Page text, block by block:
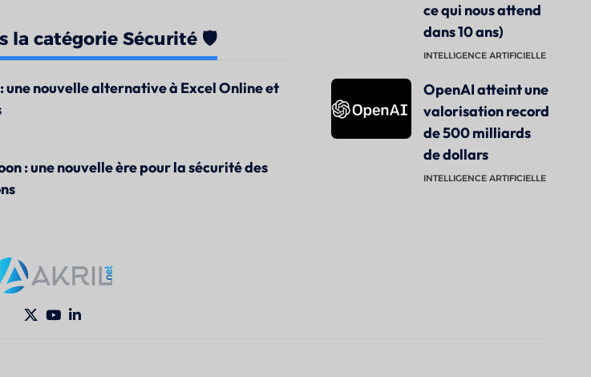
la catégorie Sécurité 🛡️
une nouvelle alternative à Excel Online et
: une nouvelle ère pour la sécurité des
ce qui nous attend
dans 10 ans)
INTELLIGENCE ARTIFICIELLE
OpenAI atteint une
valorisation record
de 500 milliards
de dollars
INTELLIGENCE ARTIFICIELLE